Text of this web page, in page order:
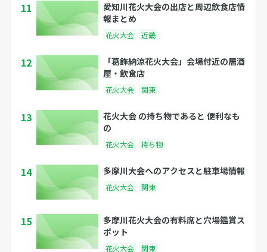
11
愛知川花火大会の出店と周辺飲食店情
報まとめ
花火大会 近畿
12
「葛飾納涼花火大会」会場付近の居酒
屋・飲食店
花火大会 関東
13
花火大会 の持ち物であると 便利なも
の
花火大会 持ち物
14 多摩川大会へのアクセスと駐車場情報
花火大会 関東
15
多摩川花火大会の有料席と穴場鑑賞ス
ポット
花火大会 関東